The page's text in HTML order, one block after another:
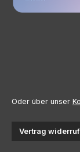
Oder über unser
Vertrag